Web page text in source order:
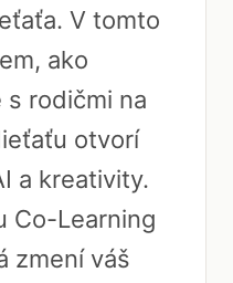
V tomto
ako
s rodičmi na
otvorí
a kreativity.
Co-Learning
zmení váš